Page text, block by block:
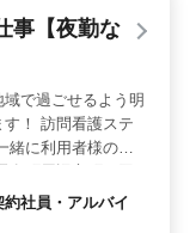
地域の方々の生
存分に発揮でき
2〜3日からの
万円〜480万円と
勤手当など、待
した生活を送れ
清水町での訪
て大きな支えと
に貢献するやり
事【夜勤な
で過ごせるよう明
！ 訪問看護ステ
に利用者様のサ
◯ バイタルチェ
社員・アルバイ